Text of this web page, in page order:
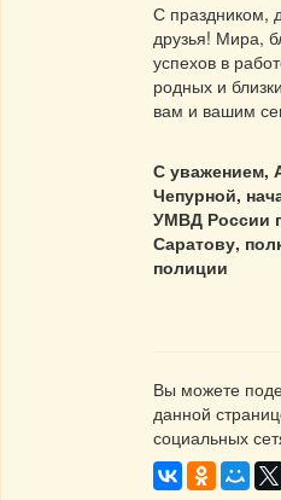
С праздником,
друзья! Мира,
успехов в
родных и
вам и вашим
С уважением,
Чепурной,
УМВД России
Саратову,
полиции
Вы можете
данной
социальных